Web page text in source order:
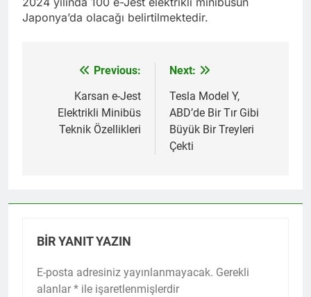
Japonya’da olacağı belirtilmektedir.
gezinmesi
Previous:
Karsan e-Jest
Elektrikli Minibüs
Teknik Özellikleri
Next:
Tesla Model Y,
ABD’de Bir Tır Gibi
Büyük Bir Treyleri
Çekti
BIR YANIT YAZIN
E-posta adresiniz yayınlanmayacak. Gerekli
alanlar * ile işaretlenmişlerdir